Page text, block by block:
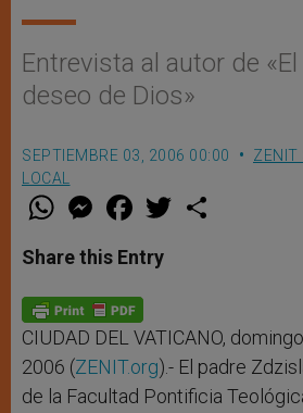
Entrevista al autor de
deseo de Dios»
SEPTIEMBRE 03, 2006 00:00 ZENIT
LOCAL
W
t
s
p
p
M
e
s
e
g
e
r
F
a
e
b
o
k
w
Share this Entry
CIUDAD DEL VATICANO,
2006 (ZENIT.org).- El padre
de la Facultad Pontificia